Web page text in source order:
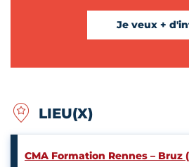
Je veux +
LIEU(X)
CMA Formation Rennes – Bruz